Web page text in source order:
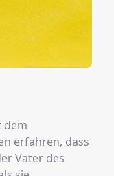
dem
erfahren, dass
Vater des